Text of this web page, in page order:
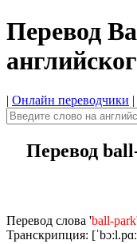
Перевод
| Онлайн переводчики |
Перевод
Перевод слова 'ball-park
Транскрипция: